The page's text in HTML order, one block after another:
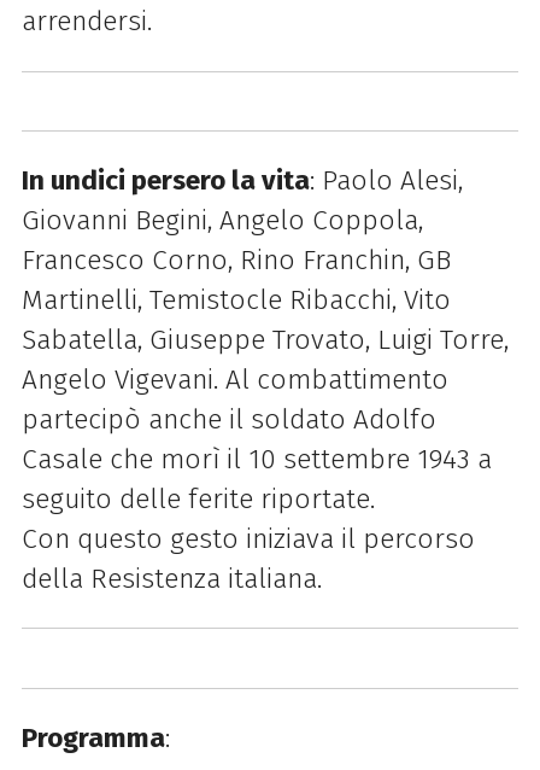
arrendersi.
In undici persero la vita: Paolo Alesi,
Giovanni Begini, Angelo Coppola,
Francesco Corno, Rino Franchin, GB
Martinelli, Temistocle Ribacchi, Vito
Sabatella, Giuseppe Trovato, Luigi Torre,
Angelo Vigevani. Al combattimento
partecipò anche il soldato Adolfo
Casale che morì il 10 settembre 1943 a
seguito delle ferite riportate.
Con questo gesto iniziava il percorso
della Resistenza italiana.
Programma: